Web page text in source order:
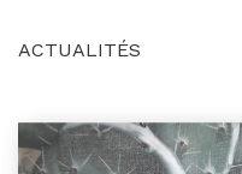
ACTUALITÉS